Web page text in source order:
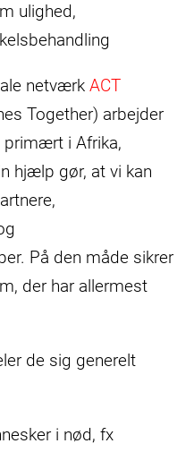
ulighed,
netværk ACT
Together) arbejder
primært i Afrika,
hjælp gør, at vi kan
På den måde sikrer
der har allermest
de sig generelt
i nød, fx